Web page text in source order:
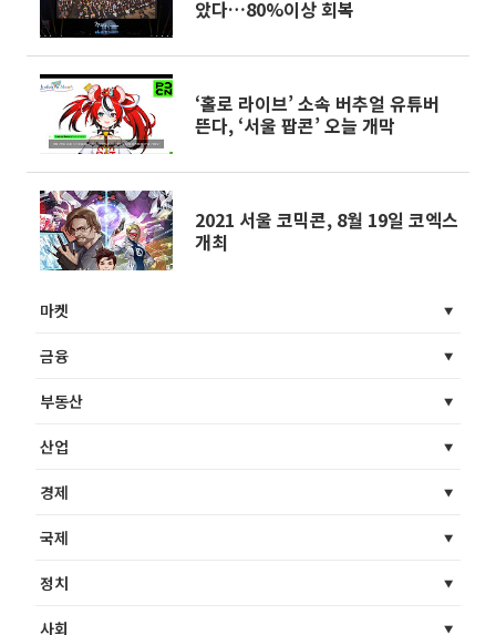
았다…80%이상 회복
‘홀로 라이브’ 소속 버추얼 유튜버
뜬다, ‘서울 팝콘’ 오늘 개막
2021 서울 코믹콘, 8월 19일 코엑스
개최
마켓
금융
부동산
산업
경제
국제
정치
사회